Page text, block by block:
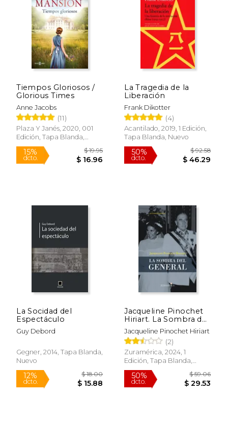
50%
dcto.
50%
dcto.
Tiempos Gloriosos /
Glorious Times
Anne Jacobs
(11)
Plaza Y Janés, 2020, 001
Edición, Tapa Blanda,
Nuevo
La Tragedia de la
Liberación
Frank Dikotter
(4)
Acantilado, 2019, 1 Edición,
Tapa Blanda, Nuevo
La Socidad del
Espectáculo
Guy Debord
Gegner, 2014, Tapa Blanda,
Nuevo
Jacqueline Pinochet
Hiriart. La Sombra del
General
Jacqueline Pinochet Hiriart
(2)
Zuramérica, 2024, 1
Edición, Tapa Blanda,
Nuevo